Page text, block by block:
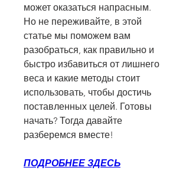
может оказаться напрасным.
Но не переживайте, в этой
статье мы поможем вам
разобраться, как правильно и
быстро избавиться от лишнего
веса и какие методы стоит
использовать, чтобы достичь
поставленных целей. Готовы
начать? Тогда давайте
разберемся вместе!
ПОДРОБНЕЕ ЗДЕСЬ